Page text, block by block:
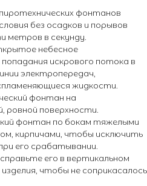
фонтанов
без осадков и порывов
метров в секунду.
небесное
искрового потока в
электропередач,
жидкости.
фонтан на
ровной поверхности.
фонтан по бокам тяжелыми
кирпичами, чтобы исключить
его срабатывании.
его в вертикальном
чтобы не соприкасалось